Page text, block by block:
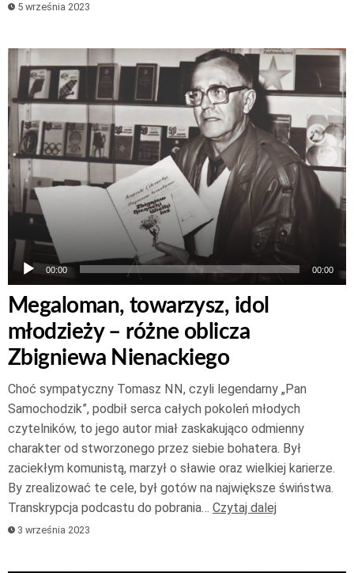
5 września 2023
Odtwarzacz
plików
dźwiękowych
00:00 00:00
Megaloman, towarzysz, idol
młodzieży – różne oblicza
Zbigniewa Nienackiego
Choć sympatyczny Tomasz NN, czyli legendarny „Pan
Samochodzik”, podbił serca całych pokoleń młodych
czytelników, to jego autor miał zaskakująco odmienny
charakter od stworzonego przez siebie bohatera. Był
zaciekłym komunistą, marzył o sławie oraz wielkiej karierze.
By zrealizować te cele, był gotów na największe świństwa.
Transkrypcja podcastu do pobrania… Czytaj dalej
3 września 2023